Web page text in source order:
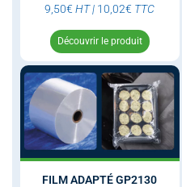
9,50€ HT| 10,02€ TTC
Découvrir le produit
FILM ADAPTÉ GP2130